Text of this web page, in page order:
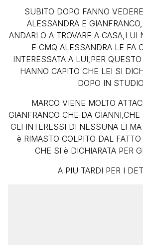
SUBITO DOPO FANNO
ALESSANDRA E
ANDARLO A TROVARE A CASA,LUI
E CMQ ALESSANDRA LE FA
INTERESSATA A LUI,PER
HANNO CAPITO CHE LEI SI
DOPO IN
MARCO VIENE MOLTO
GIANFRANCO CHE DA
GLI INTERESSI DI NESSUNA LI
è RIMASTO COLPITO DAL
CHE SI è DICHIARATA PER
A PIU TARDI PER I